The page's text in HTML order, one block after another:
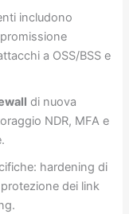
includono
a OSS/BSS e
di nuova
NDR, MFA e
hardening di
dei link